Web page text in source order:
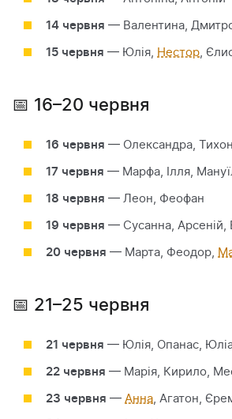
14 червня — Валентина,
15 червня — Юлія, Нестор,
📅 16–20 червня
16 червня — Олександра,
17 червня — Марфа, Ілля,
18 червня — Леон, Феофан
19 червня — Сусанна, Арсеній,
20 червня — Марта, Феодор,
📅 21–25 червня
21 червня — Юлія, Опанас,
22 червня — Марія, Кирило,
23 червня — Анна, Агатон,